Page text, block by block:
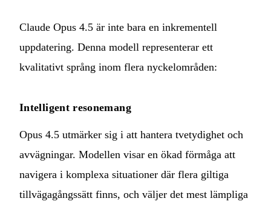
Claude Opus 4.5 är inte bara en inkrementell
uppdatering. Denna modell representerar ett
kvalitativt språng inom flera nyckelområden:
Intelligent resonemang
Opus 4.5 utmärker sig i att hantera tvetydighet och
avvägningar. Modellen visar en ökad förmåga att
navigera i komplexa situationer där flera giltiga
tillvägagångssätt finns, och väljer det mest lämpliga